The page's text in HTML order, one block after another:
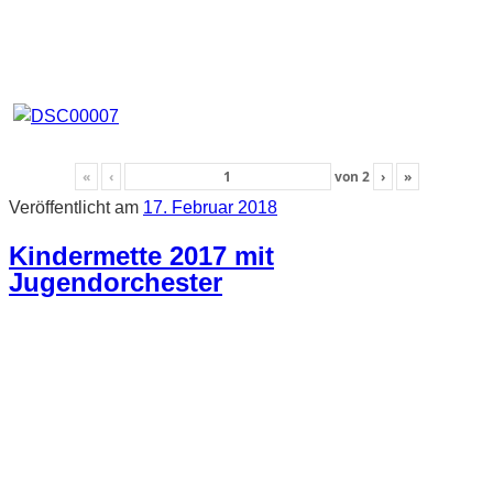
« ‹ von 2 ›
»
Veröffentlicht am 17. Februar 2018
Kindermette 2017 mit
Jugendorchester